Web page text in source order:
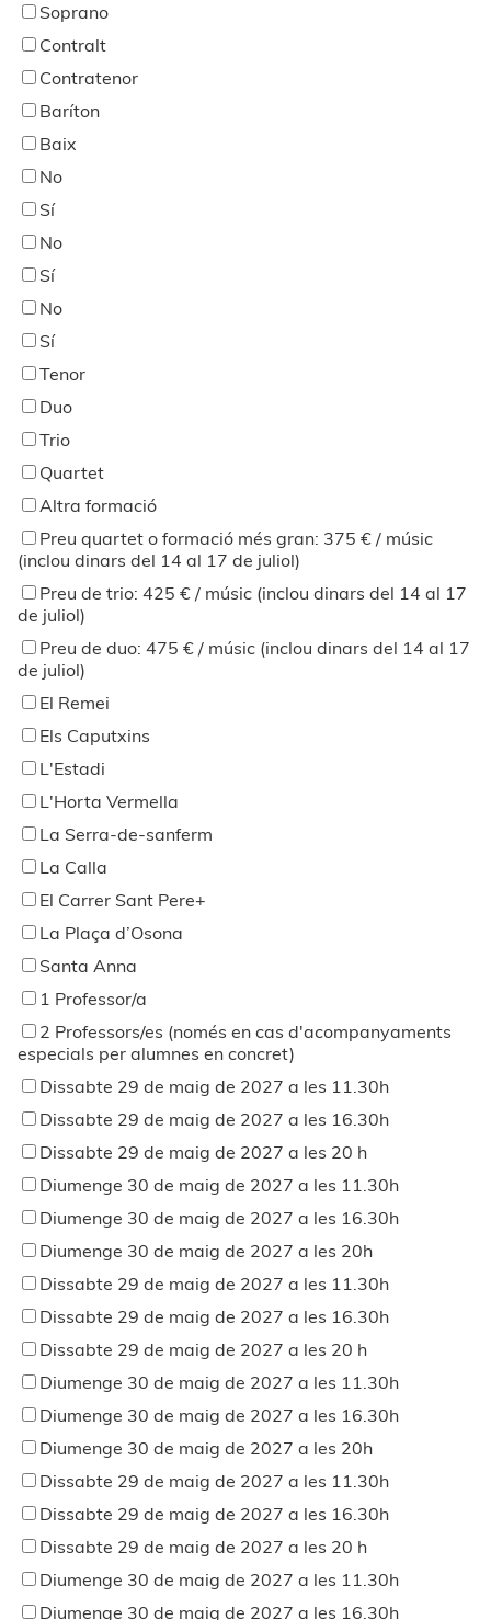
Soprano
Contralt
Contratenor
Baríton
Baix
No
Sí
No
Sí
No
Sí
Tenor
Duo
Trio
Quartet
Altra formació
Preu quartet o formació més gran: 375 € / músic
(inclou dinars del 14 al 17 de juliol)
Preu de trio: 425 € / músic (inclou dinars del 14 al 17
de juliol)
Preu de duo: 475 € / músic (inclou dinars del 14 al 17
de juliol)
El Remei
Els Caputxins
L'Estadi
L'Horta Vermella
La Serra-de-sanferm
La Calla
El Carrer Sant Pere+
La Plaça d’Osona
Santa Anna
1 Professor/a
2 Professors/es (només en cas d'acompanyaments
especials per alumnes en concret)
Dissabte 29 de maig de 2027 a les 11.30h
Dissabte 29 de maig de 2027 a les 16.30h
Dissabte 29 de maig de 2027 a les 20 h
Diumenge 30 de maig de 2027 a les 11.30h
Diumenge 30 de maig de 2027 a les 16.30h
Diumenge 30 de maig de 2027 a les 20h
Dissabte 29 de maig de 2027 a les 11.30h
Dissabte 29 de maig de 2027 a les 16.30h
Dissabte 29 de maig de 2027 a les 20 h
Diumenge 30 de maig de 2027 a les 11.30h
Diumenge 30 de maig de 2027 a les 16.30h
Diumenge 30 de maig de 2027 a les 20h
Dissabte 29 de maig de 2027 a les 11.30h
Dissabte 29 de maig de 2027 a les 16.30h
Dissabte 29 de maig de 2027 a les 20 h
Diumenge 30 de maig de 2027 a les 11.30h
Diumenge 30 de maig de 2027 a les 16.30h